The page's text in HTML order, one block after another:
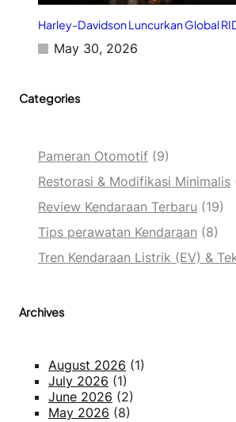
Harley-Davidson Luncurkan Global
May 30, 2026
Categories
Pameran Otomotif (9)
Restorasi & Modifikasi Minimalis
Review Kendaraan Terbaru (19)
Tips perawatan Kendaraan (8)
Tren Kendaraan Listrik (EV) &
Archives
August 2026 (1)
July 2026 (1)
June 2026 (2)
May 2026 (8)